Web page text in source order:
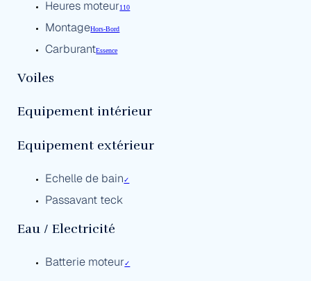
Heures moteur110
MontageHors-Bord
CarburantEssence
Voiles
Equipement intérieur
Equipement extérieur
Echelle de bain✓
Passavant teck
Eau / Electricité
Batterie moteur✓